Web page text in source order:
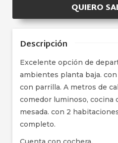
QUIERO
Descripción
Excelente opción de
ambientes planta baja.
con parrilla. A metros de
comedor luminoso, cocina
mesada. con 2
completo.